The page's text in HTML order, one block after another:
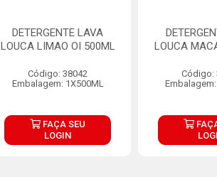
DETERGENTE LAVA
LOUCA LIMAO OI 500ML
Código: 38042
Embalagem: 1X500ML
FAÇA SEU
LOGIN
LOUCA
Código: